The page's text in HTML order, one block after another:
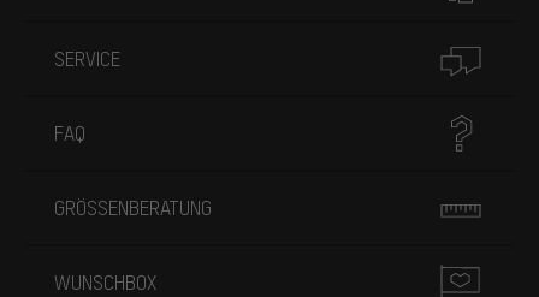
SERVICE
FAQ
GRÖSSENBERATUNG
WUNSCHBOX